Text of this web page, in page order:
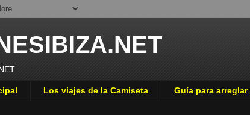
Los viajes de la Camiseta Guía para